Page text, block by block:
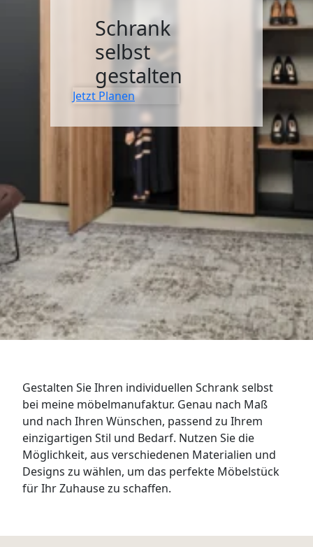
Schrank
selbst
gestalten
Jetzt Planen
Gestalten Sie Ihren individuellen Schrank selbst
bei meine möbelmanufaktur. Genau nach Maß
und nach Ihren Wünschen, passend zu Ihrem
einzigartigen Stil und Bedarf. Nutzen Sie die
Möglichkeit, aus verschiedenen Materialien und
Designs zu wählen, um das perfekte Möbelstück
für Ihr Zuhause zu schaffen.
ECKLÖSUNGEN
SCHIEBETÜREN & SCHIEBETÜRSCHRÄNKE
APOTHEKERSCHRANK
WANDBOARDS
ALLE ANZEIGEN